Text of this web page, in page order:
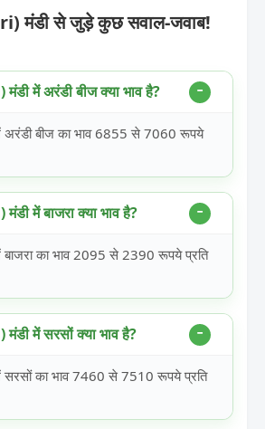
मंडी से जुड़े कुछ सवाल-जवाब!
में अरंडी बीज क्या भाव है?
बीज का भाव 6855 से 7060 रूपये
में बाजरा क्या भाव है?
का भाव 2095 से 2390 रूपये प्रति
में सरसों क्या भाव है?
का भाव 7460 से 7510 रूपये प्रति